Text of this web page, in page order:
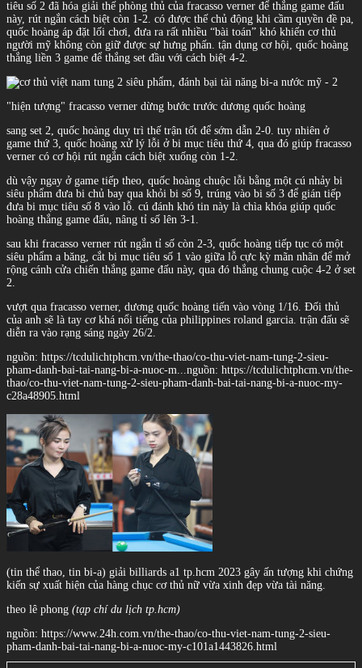
tiêu số 2 đã hóa giải thế phòng thủ của fracasso verner để thắng game đấu
này, rút ngắn cách biệt còn 1-2. có được thế chủ động khi cầm quyền đề pa,
quốc hoàng áp đặt lối chơi, đưa ra rất nhiều “bài toán” khó khiến cơ thủ
người mỹ không còn giữ được sự hưng phấn. tận dụng cơ hội, quốc hoàng
thắng liền 3 game để thắng set đầu với cách biệt 4-2.
"hiện tượng" fracasso verner dừng bước trước dương quốc hoàng
sang set 2, quốc hoàng duy trì thế trận tốt để sớm dẫn 2-0. tuy nhiên ở
game thứ 3, quốc hoàng xử lý lỗi ở bi mục tiêu thứ 4, qua đó giúp fracasso
verner có cơ hội rút ngắn cách biệt xuống còn 1-2.
dù vậy ngay ở game tiếp theo, quốc hoàng chuộc lỗi bằng một cú nhảy bi
siêu phẩm đưa bi chủ bay qua khỏi bi số 9, trúng vào bi số 3 để gián tiếp
đưa bi mục tiêu số 8 vào lỗ. cú đánh khó tin này là chìa khóa giúp quốc
hoàng thắng game đấu, nâng tỉ số lên 3-1.
sau khi fracasso verner rút ngắn tỉ số còn 2-3, quốc hoàng tiếp tục có một
siêu phẩm a băng, cắt bi mục tiêu số 1 vào giữa lỗ cực kỳ mãn nhãn để mở
rộng cánh cửa chiến thắng game đấu này, qua đó thắng chung cuộc 4-2 ở set
2.
vượt qua fracasso verner, dương quốc hoàng tiến vào vòng 1/16. Đối thủ
của anh sẽ là tay cơ khá nổi tiếng của philippines roland garcia. trận đấu sẽ
diễn ra vào rạng sáng ngày 26/2.
nguồn: https://tcdulichtphcm.vn/the-thao/co-thu-viet-nam-tung-2-sieu-
pham-danh-bai-tai-nang-bi-a-nuoc-m... nguồn: https://tcdulichtphcm.vn/the-
thao/co-thu-viet-nam-tung-2-sieu-pham-danh-bai-tai-nang-bi-a-nuoc-my-
c28a48905.html
(tin thể thao, tin bi-a) giải billiards a1 tp.hcm 2023 gây ấn tượng khi chứng
kiến sự xuất hiện của hàng chục cơ thủ nữ vừa xinh đẹp vừa tài năng.
theo lê phong (tạp chí du lịch tp.hcm)
nguồn: https://www.24h.com.vn/the-thao/co-thu-viet-nam-tung-2-sieu-
pham-danh-bai-tai-nang-bi-a-nuoc-my-c101a1443826.html